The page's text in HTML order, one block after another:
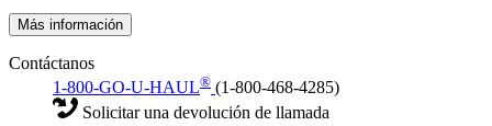
Más información
Contáctanos
1-800-GO-U-HAUL® (1-800-468-4285)
Solicitar una devolución de llamada